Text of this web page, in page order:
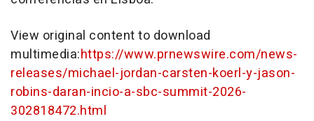
View original content to download
multimedia:https://www.prnewswire.com/news-
releases/michael-jordan-carsten-koerl-y-jason-
robins-daran-incio-a-sbc-summit-2026-
302818472.html